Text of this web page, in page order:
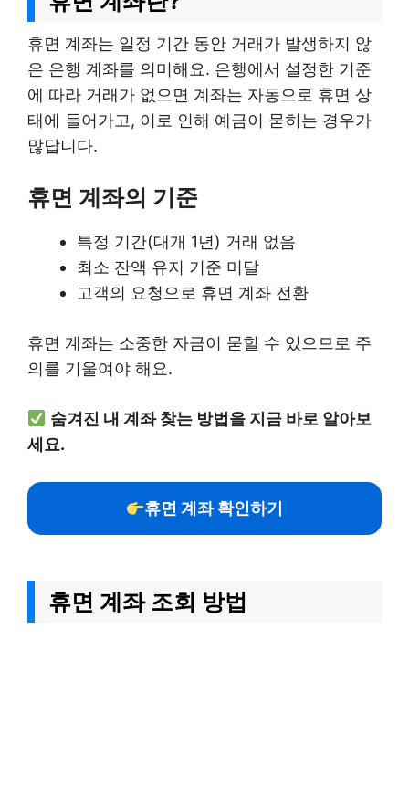
휴면 계좌는 일정 기간 동안 거래가 발생하지 않
은 은행 계좌를 의미해요. 은행에서 설정한 기준
에 따라 거래가 없으면 계좌는 자동으로 휴면 상
태에 들어가고, 이로 인해 예금이 묻히는 경우가
많답니다.
휴면 계좌의 기준
특정 기간(대개 1년) 거래 없음
최소 잔액 유지 기준 미달
고객의 요청으로 휴면 계좌 전환
휴면 계좌는 소중한 자금이 묻힐 수 있으므로 주
의를 기울여야 해요.
숨겨진 내 계좌 찾는 방법을 지금 바로 알아보
세요.
휴면 계좌 확인하기
휴면 계좌 조회 방법